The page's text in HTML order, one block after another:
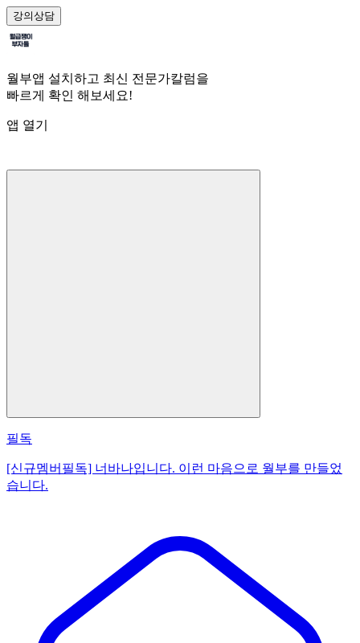
강의상담
월부앱 설치하고 최신 전문가칼럼을
빠르게 확인 해보세요!
앱 열기
필독
[신규멤버필독] 너바나입니다. 이런 마음으로 월부를 만들었
습니다.